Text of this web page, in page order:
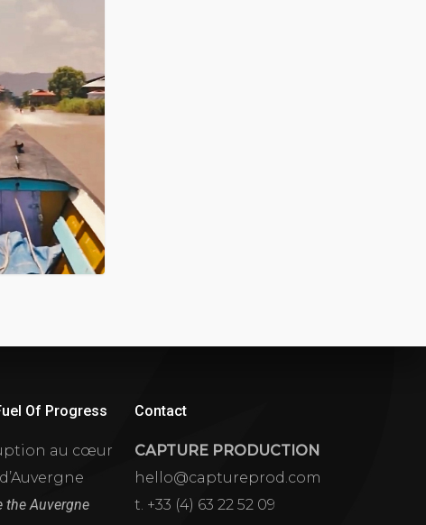
Of Progress
au cœur
the Auvergne
Contact
CAPTURE PRODUCTION
hello@captureprod.com
t. +33 (4) 63 22 52 09